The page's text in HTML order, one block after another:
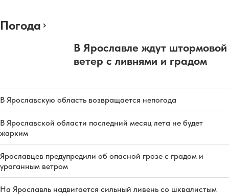
Погода
В Ярославле ждут штормовой
ветер с ливнями и градом
В Ярославскую область возвращается непогода
В Ярославской области последний месяц лета не будет
жарким
Ярославцев предупредили об опасной грозе с градом и
ураганным ветром
На Ярославль надвигается сильный ливень со шквалистым